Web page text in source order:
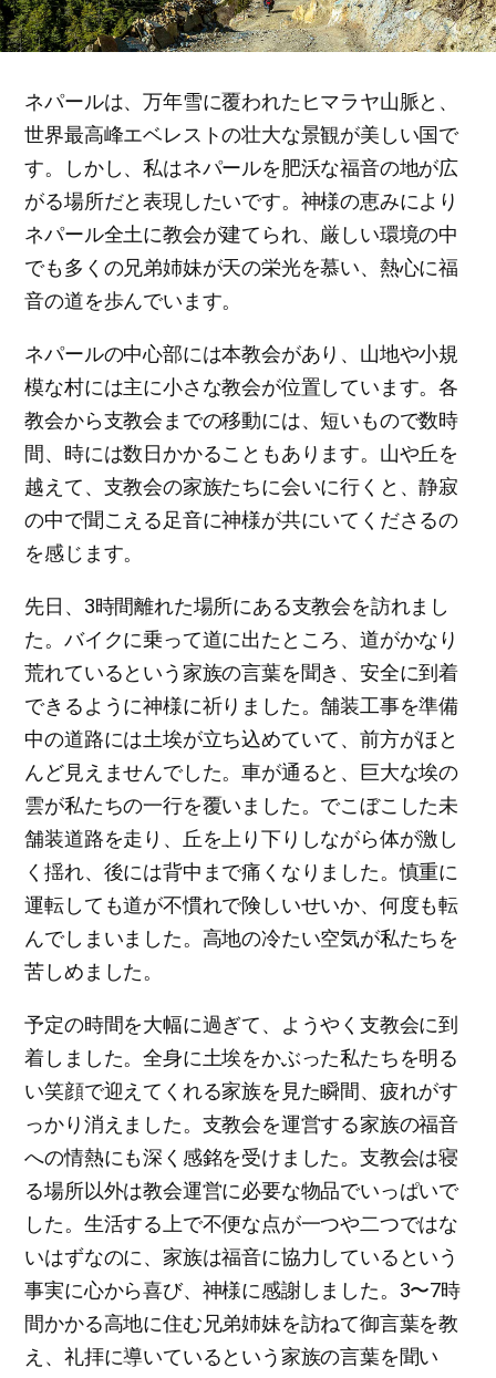
ネパールは、万年雪に覆われたヒマラヤ山脈と、
世界最高峰エベレストの壮大な景観が美しい国で
す。しかし、私はネパールを肥沃な福音の地が広
がる場所だと表現したいです。神様の恵みにより
ネパール全土に教会が建てられ、厳しい環境の中
でも多くの兄弟姉妹が天の栄光を慕い、熱心に福
音の道を歩んでいます。
ネパールの中心部には本教会があり、山地や小規
模な村には主に小さな教会が位置しています。各
教会から支教会までの移動には、短いもので数時
間、時には数日かかることもあります。山や丘を
越えて、支教会の家族たちに会いに行くと、静寂
の中で聞こえる足音に神様が共にいてくださるの
を感じます。
先日、3時間離れた場所にある支教会を訪れまし
た。バイクに乗って道に出たところ、道がかなり
荒れているという家族の言葉を聞き、安全に到着
できるように神様に祈りました。舗装工事を準備
中の道路には土埃が立ち込めていて、前方がほと
んど見えませんでした。車が通ると、巨大な埃の
雲が私たちの一行を覆いました。でこぼこした未
舗装道路を走り、丘を上り下りしながら体が激し
く揺れ、後には背中まで痛くなりました。慎重に
運転しても道が不慣れで険しいせいか、何度も転
んでしまいました。高地の冷たい空気が私たちを
苦しめました。
予定の時間を大幅に過ぎて、ようやく支教会に到
着しました。全身に土埃をかぶった私たちを明る
い笑顔で迎えてくれる家族を見た瞬間、疲れがす
っかり消えました。支教会を運営する家族の福音
への情熱にも深く感銘を受けました。支教会は寝
る場所以外は教会運営に必要な物品でいっぱいで
した。生活する上で不便な点が一つや二つではな
いはずなのに、家族は福音に協力しているという
事実に心から喜び、神様に感謝しました。3〜7時
間かかる高地に住む兄弟姉妹を訪ねて御言葉を教
え、礼拝に導いているという家族の言葉を聞い